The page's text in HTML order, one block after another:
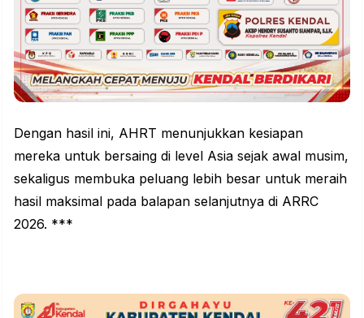
Dengan hasil ini, AHRT menunjukkan kesiapan
mereka untuk bersaing di level Asia sejak awal musim,
sekaligus membuka peluang lebih besar untuk meraih
hasil maksimal pada balapan selanjutnya di ARRC
2026. ***